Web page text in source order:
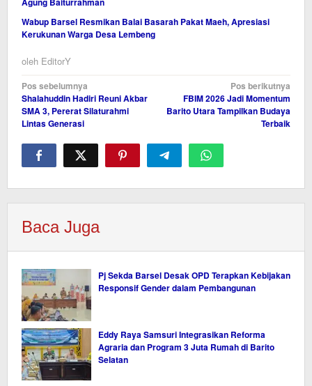
Wabup Barsel Resmikan Balai Basarah Pakat Maeh, Apresiasi
Kerukunan Warga Desa Lembeng
oleh EditorY
Navigasi
pos
Pos sebelumnya
Shalahuddin Hadiri Reuni Akbar
SMA 3, Pererat Silaturahmi
Lintas Generasi
Pos berikutnya
FBIM 2026 Jadi Momentum
Barito Utara Tampilkan Budaya
Terbaik
Baca Juga
Pj Sekda Barsel Desak OPD Terapkan Kebijakan
Responsif Gender dalam Pembangunan
Eddy Raya Samsuri Integrasikan Reforma
Agraria dan Program 3 Juta Rumah di Barito
Selatan